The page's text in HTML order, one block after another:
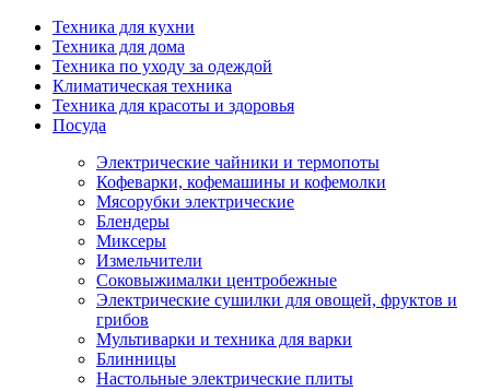
Техника для кухни
Техника для дома
Техника по уходу за одеждой
Климатическая техника
Техника для красоты и здоровья
Посуда
Электрические чайники и термопоты
Кофеварки, кофемашины и кофемолки
Мясорубки электрические
Блендеры
Миксеры
Измельчители
Соковыжималки центробежные
Электрические сушилки для овощей, фруктов и
грибов
Мультиварки и техника для варки
Блинницы
Настольные электрические плиты